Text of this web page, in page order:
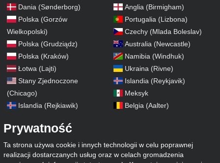
Dania (Sønderborg)
Polska (Gorzów
Wielkopolski)
Polska (Grudziądz)
Polska (Kraków)
Łotwa (Lajti)
Stany Zjednoczone
(Chicago)
Islandia (Rejkiawik)
Anglia (Birmigham)
Portugalia (Lizbona)
Czechy (Mlada Boleslav)
Australia (Newcastle)
Namibia (Windhuk)
Ukraina (Rivne)
Islandia (Reykjavik)
Meksyk
Belgia (Aalter)
Prywatność
Ta strona używa cookie i innych technologii w celu poprawnej
realizacji dostarczanych usług oraz w celach gromadzenia